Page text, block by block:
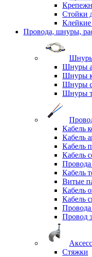
Стойки
Провода, шнуры,
Шнуры
Шнуры
Шнуры
Шнуры
Кабель
Кабель
Кабель
Кабель
Кабель
Витые
Кабель
Кабель
Провод
Стяжки